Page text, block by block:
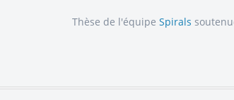
Thèse de l'équipe Spirals